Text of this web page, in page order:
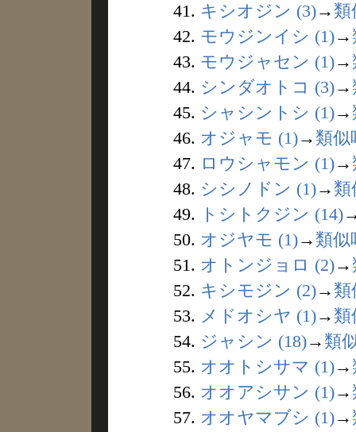
41. キシオジン (3)→ 類
42. モウジンイシ (1)→
43. モウジャセン (1)→
44. シンダオトコ (3)→
45. シャシントシ (1)→
46. オジャモ (1)→ 類似
47. ロウシャモン (1)→
48. シシノドン (1)→ 類
49.
トシトクジン (14)
50. オジヤモ (1)→ 類似
51. オトンジョロ (2)→
52. キシモジン (2)→ 類
53. メドオシヤ (1)→ 類
54. ジャシン (18)→ 類
55. オオトシサマ (1)→
56. オオアシサン (1)→
57. オオヤマブシ (1)→